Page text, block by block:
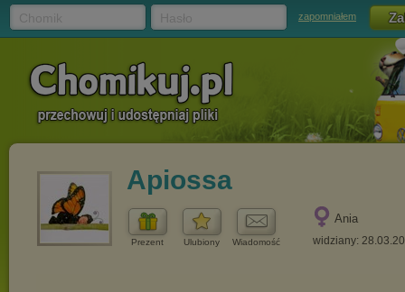
zapomniałem
Apiossa
Prezent Ulubiony Wiadomość
Ania
widziany: